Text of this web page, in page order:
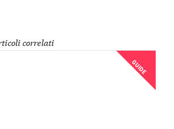
correlati
GUIDE